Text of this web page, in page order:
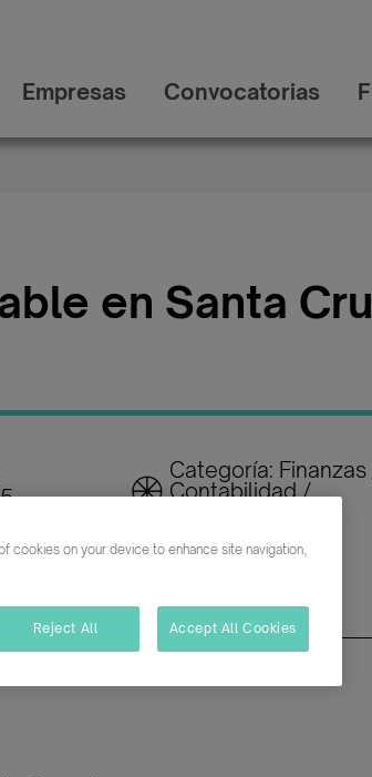
Empresas Convocatorias
en Santa
Categoría:
Contabilidad /
cookies on your device to enhance site navigation,
Reject All Accept All Cookies